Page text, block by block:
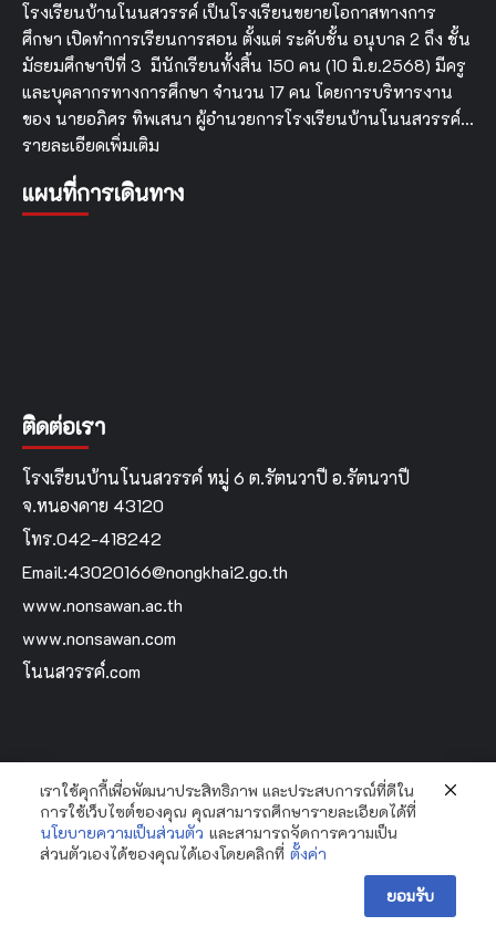
โรงเรียนบ้านโนนสวรรค์ เป็นโรงเรียนขยายโอกาสทางการ
ศึกษา เปิดทำการเรียนการสอน ตั้งแต่ ระดับชั้น อนุบาล 2 ถึง ชั้น
มัธยมศึกษาปีที่ 3 มีนักเรียนทั้งสิ้น 150 คน (10 มิ.ย.2568) มีครู
และบุคลากรทางการศึกษา จำนวน 17 คน โดยการบริหารงาน
ของ นายอภิศร ทิพเสนา ผู้อำนวยการโรงเรียนบ้านโนนสวรรค์…
รายละเอียดเพิ่มเติม
แผนที่การเดินทาง
ติดต่อเรา
โรงเรียนบ้านโนนสวรรค์ หมู่ 6 ต.รัตนวาปี อ.รัตนวาปี
จ.หนองคาย 43120
โทร.042-418242
Email:43020166@nongkhai2.go.th
www.nonsawan.ac.th
www.nonsawan.com
โนนสวรรค์.com
Home
Copyright Bannonsawan School By...Krooyingyai © All
by AF themes.
เราใช้คุกกี้เพื่อพัฒนาประสิทธิภาพ และประสบการณ์ที่ดีใน
การใช้เว็บไซต์ของคุณ คุณสามารถศึกษารายละเอียดได้ที่
นโยบายความเป็นส่วนตัว และสามารถจัดการความเป็น
ส่วนตัวเองได้ของคุณได้เองโดยคลิกที่ ตั้งค่า
ยอมรับ